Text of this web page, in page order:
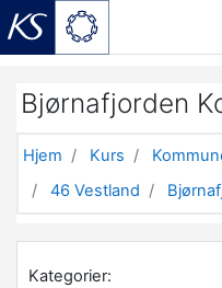
Bjørnafjorden
Hjem Kurs
46 Vestland
Kategorier: